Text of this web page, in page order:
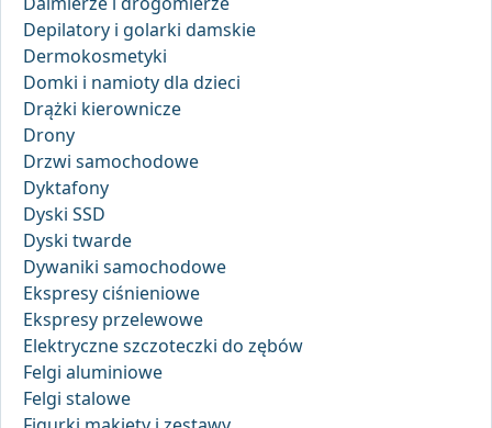
Depilatory i golarki damskie
Dermokosmetyki
Domki i namioty dla dzieci
Drążki kierownicze
Drony
Drzwi samochodowe
Dyktafony
Dyski SSD
Dyski twarde
Dywaniki samochodowe
Ekspresy ciśnieniowe
Ekspresy przelewowe
Elektryczne szczoteczki do zębów
Felgi aluminiowe
Felgi stalowe